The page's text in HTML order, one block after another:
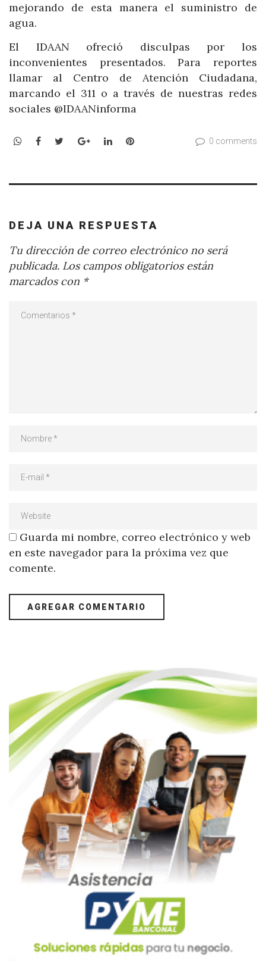
mejorando de esta manera el suministro de
agua.
El IDAAN ofreció disculpas por los
inconvenientes presentados. Para reportes
llamar al Centro de Atención Ciudadana,
marcando el 311 o a través de nuestras redes
sociales @IDAANinforma
WhatsApp
Facebook
TwitterGoogle+LinkedInPinterest 0 comments
DEJA UNA RESPUESTA
Tu dirección de correo electrónico no será
publicada. Los campos obligatorios están
marcados con *
Guarda mi nombre, correo electrónico y web
en este navegador para la próxima vez que
comente.